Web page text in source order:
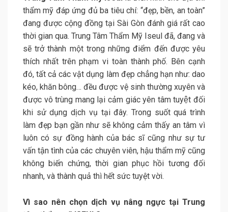
thẩm mỹ đáp ứng đủ ba tiêu chí: “đẹp, bền, an toàn”
đang được cộng đồng tại Sài Gòn đánh giá rất cao
thời gian qua. Trung Tâm Thẩm Mỹ Iseul đã, đang và
sẽ trở thành một trong những điểm đến được yêu
thích nhất trên phạm vi toàn thành phố. Bên cạnh
đó, tất cả các vật dụng làm đẹp chẳng hạn như: dao
kéo, khăn bông… đều được vệ sinh thường xuyên và
được vô trùng mang lại cảm giác yên tâm tuyệt đối
khi sử dụng dịch vụ tại đây. Trong suốt quá trình
làm đẹp bạn gần như sẽ không cảm thấy an tâm vì
luôn có sự đồng hành của bác sĩ cũng như sự tư
vấn tận tình của các chuyên viên, hậu thẩm mỹ cũng
không biến chứng, thời gian phục hồi tương đối
nhanh, và thành quả thì hết sức tuyệt vời.
Vì sao nên chọn dịch vụ nâng ngực tại Trung